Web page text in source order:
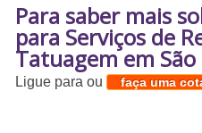
Para saber mais
para Serviços de
Tatuagem em
Ligue paraou faça uma